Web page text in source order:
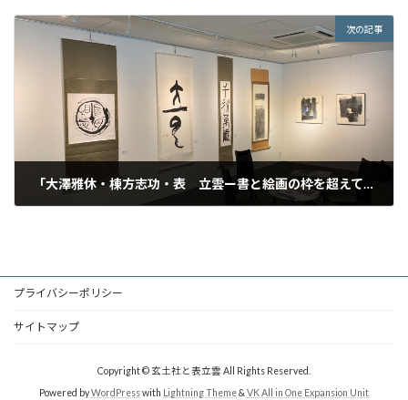
次の記事
「大澤雅休・棟方志功・表 立雲ー書と絵画の枠を超えてー」が開催されました。
プライバシーポリシー
サイトマップ
Copyright © 玄土社と表立雲 All Rights Reserved.
Powered byWordPresswith Lightning Theme&VK All in One Expansion Unit